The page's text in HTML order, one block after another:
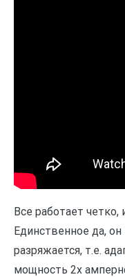
Все работает четко,
Единственное да, он
разряжается, т.е.
мощность 2х